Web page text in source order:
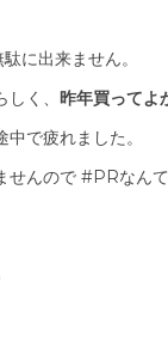
に出来ません。
く、 昨年買ってよ
で疲れました。
んので #PRなん